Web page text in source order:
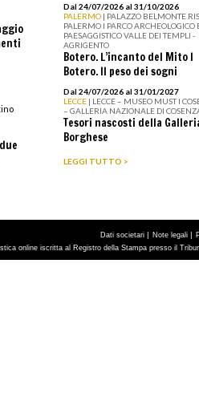
Dal 24/07/2026 al 31/10/2026
PALERMO | PALAZZO BELMONTE
PALERMO I PARCO ARCHEOLOGICO
PAESAGGISTICO VALLE DEI TEMPLI -
AGRIGENTO
Botero. L’incanto del Mito I
Botero. Il peso dei sogni
Dal 24/07/2026 al 31/01/2027
LECCE | LECCE – MUSEO MUST I
– GALLERIA NAZIONALE DI
Tesori nascosti della
Borghese
LEGGI TUTTO >
Dati societari | Note legali |
online iscritta al Registro della Stampa presso il